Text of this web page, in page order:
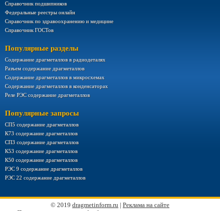
Справочник подшипников
Федеральные реестры онлайн
Справочник по здравоохранению и медицине
Справочник ГОСТов
Популярные разделы
Содержание драгметаллов в радиодеталях
Разъем содержание драгметаллов
Содержание драгметаллов в микросхемах
Содержание драгметаллов в конденсаторах
Реле РЭС содержание драгметаллов
Популярные запросы
СП5 содержание драгметаллов
К73 содержание драгметаллов
СП3 содержание драгметаллов
К53 содержание драгметаллов
К50 содержание драгметаллов
РЭС 9 содержание драгметаллов
РЭС 22 содержание драгметаллов
© 2019 dragmetinform.ru | Реклама на сайте